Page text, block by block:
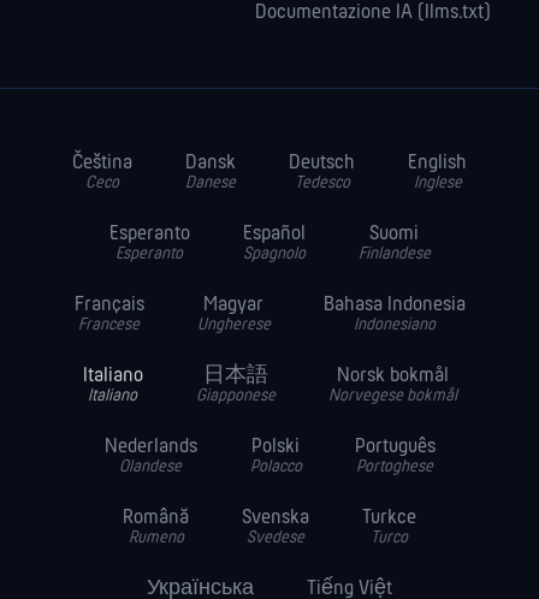
Documentazione IA (llms.txt)
Čeština
Ceco
Dansk
Danese
Deutsch
Tedesco
English
Inglese
Esperanto
Esperanto
Español
Spagnolo
Suomi
Finlandese
Français
Francese
Magyar
Ungherese
Bahasa Indonesia
Indonesiano
Italiano
Italiano
日本語
Giapponese
Norsk bokmål
Norvegese bokmål
Nederlands
Olandese
Polski
Polacco
Português
Portoghese
Română
Rumeno
Svenska
Svedese
Turkce
Turco
Українська Tiếng Việt